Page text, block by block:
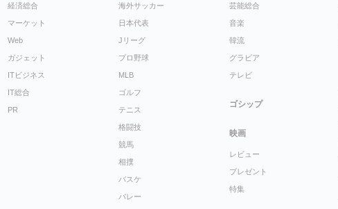
経済総合
マーケット
Web
ガジェット
ITビジネス
IT総合
PR
海外サッカー
日本代表
Jリーグ
プロ野球
MLB
ゴルフ
テニス
格闘技
競馬
相撲
バスケ
バレー
芸能総合
音楽
韓流
グラビア
テレビ
ゴシップ
映画
レビュー
プレゼント
特集